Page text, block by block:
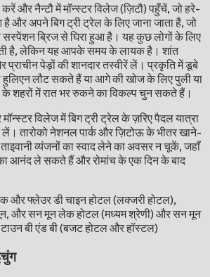
और नैन्टौ में मॉन्स्टर विलेज (ज़िटौ) पहुँचें, जो हरे-
और अपने बिग ट्री ट्रेल के लिए जाना जाता है, जो
ब्रिज से घिरा हुआ है। यह कुछ लोगों के लिए
है, लेकिन यह आपके समय के लायक है। शांत
प्राचीन पेड़ों की शानदार तस्वीरें लें। प्रकृति में डूबे
हुलिएन लौट सकते हैं या आगे की खोज के लिए पुली या
शहरों में रात भर रुकने का विकल्प चुन सकते हैं।
विलेज में बिग ट्री ट्रेल के ज़रिए पैदल यात्रा
लें। तारोको नेशनल पार्क और ज़िटोऊ के भीतर खाने-
व्यंजनों का स्वाद लेने का अवसर न चूकें, जहाँ
आनंद ले सकते हैं और रोमांच के एक दिन के बाद
और फ्लेउर डी चाइन होटल (लक्जरी होटल),
मून, और सन मून लेक होटल (मध्यम श्रेणी) और सन मून
बी एंड बी (बजट होटल और हॉस्टल)